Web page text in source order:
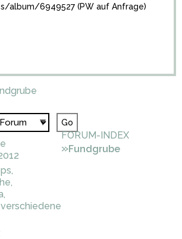
album/6949527 (PW auf Anfrage)
FORUM-INDEX
»Fundgrube